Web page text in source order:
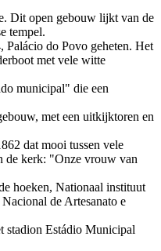
Dit open gebouw lijkt van de
tempel.
do Povo geheten. Het
met vele witte
municipal" die een
met een uitkijktoren en
dat mooi tussen vele
de kerk: "Onze vrouw van
hoeken, Nationaal instituut
de Artesanato e
stadion Estádio Municipal